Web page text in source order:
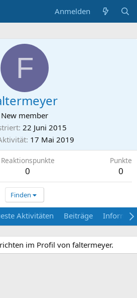
Anmelden
F
New member
22 Juni 2015
17 Mai 2019
Reaktionspunkte
0
Punkte
0
Finden
Aktivitäten Beiträge
im Profil von faltermeyer.